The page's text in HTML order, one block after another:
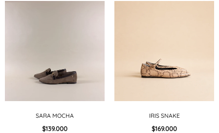
SARA MOCHA
$139.000
IRIS SNAKE
$169.000